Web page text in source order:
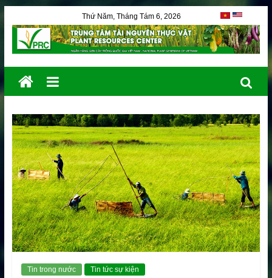
Thứ Năm, Tháng Tám 6, 2026
Tin trong nước Tin tức sự kiện